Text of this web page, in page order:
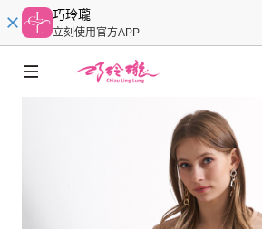
巧玲瓏
立刻使用官方APP